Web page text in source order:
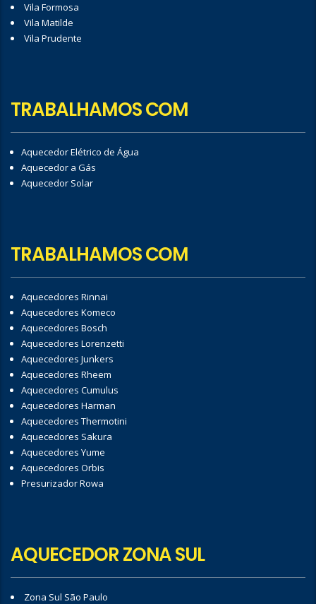
Vila Formosa
Vila Matilde
Vila Prudente
TRABALHAMOS COM
Aquecedor Elétrico de Água
Aquecedor a Gás
Aquecedor Solar
TRABALHAMOS COM
Aquecedores Rinnai
Aquecedores Komeco
Aquecedores Bosch
Aquecedores Lorenzetti
Aquecedores Junkers
Aquecedores Rheem
Aquecedores Cumulus
Aquecedores Harman
Aquecedores Thermotini
Aquecedores Sakura
Aquecedores Yume
Aquecedores Orbis
Presurizador Rowa
AQUECEDOR ZONA SUL
Zona Sul São Paulo